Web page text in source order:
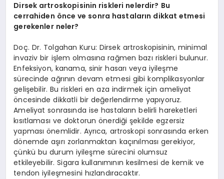
Dirsek artroskopisinin riskleri nelerdir? Bu
cerrahiden önce ve sonra hastaların dikkat etmesi
gerekenler neler?
Doç. Dr. Tolgahan Kuru: Dirsek artroskopisinin, minimal
invaziv bir işlem olmasına rağmen bazı riskleri bulunur.
Enfeksiyon, kanama, sinir hasarı veya iyileşme
sürecinde ağrının devam etmesi gibi komplikasyonlar
gelişebilir. Bu riskleri en aza indirmek için ameliyat
öncesinde dikkatli bir değerlendirme yapıyoruz.
Ameliyat sonrasında ise hastaların belirli hareketleri
kısıtlaması ve doktorun önerdiği şekilde egzersiz
yapması önemlidir. Ayrıca, artroskopi sonrasında erken
dönemde aşırı zorlanmaktan kaçınılması gerekiyor,
çünkü bu durum iyileşme sürecini olumsuz
etkileyebilir. Sigara kullanımının kesilmesi de kemik ve
tendon iyileşmesini hızlandıracaktır.